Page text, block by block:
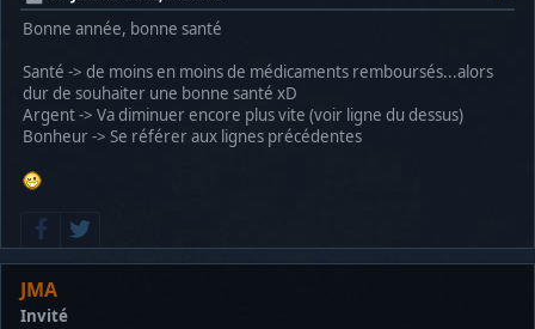
Bonne année, bonne santé
Santé -> de moins en moins de médicaments remboursés...alors
dur de souhaiter une bonne santé xD
Argent -> Va diminuer encore plus vite (voir ligne du dessus)
Bonheur -> Se référer aux lignes précédentes
JMA
Invité